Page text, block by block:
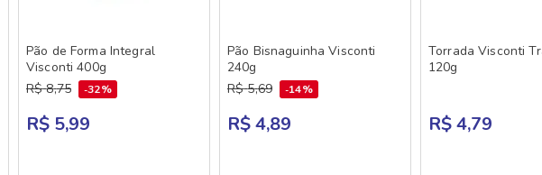
Pão de Forma Integral
Visconti 400g
R$ 8,75 32%
R$ 5,99
Pão Bisnaguinha Visconti
240g
R$ 5,69 14%
R$ 4,89
Torrada Visconti
120g
R$ 4,79